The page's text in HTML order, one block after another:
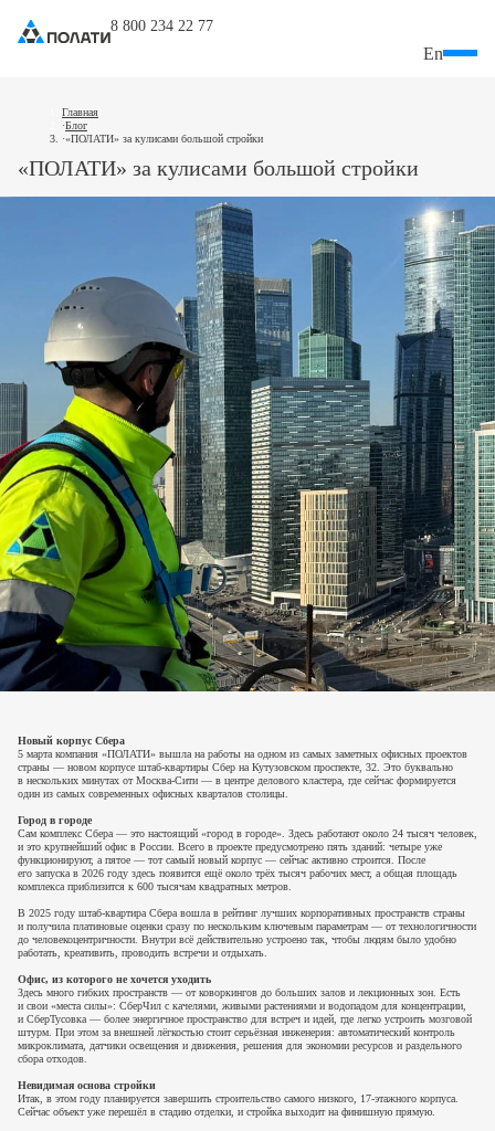
8 800 234 22 77
En
Главная
Блог
«ПОЛАТИ» за кулисами большой стройки
«ПОЛАТИ» за кулисами большой стройки
Новый корпус Сбера
5 марта компания «ПОЛАТИ» вышла на работы на одном из самых заметных офисных проектов
страны — новом корпусе штаб-квартиры Сбер на Кутузовском проспекте, 32. Это буквально
в нескольких минутах от Москва-Сити — в центре делового кластера, где сейчас формируется
один из самых современных офисных кварталов столицы.
Город в городе
Сам комплекс Сбера — это настоящий «город в городе». Здесь работают около 24 тысяч человек,
и это крупнейший офис в России. Всего в проекте предусмотрено пять зданий: четыре уже
функционируют, а пятое — тот самый новый корпус — сейчас активно строится. После
его запуска в 2026 году здесь появится ещё около трёх тысяч рабочих мест, а общая площадь
комплекса приблизится к 600 тысячам квадратных метров.
В 2025 году штаб-квартира Сбера вошла в рейтинг лучших корпоративных пространств страны
и получила платиновые оценки сразу по нескольким ключевым параметрам — от технологичности
до человекоцентричности. Внутри всё действительно устроено так, чтобы людям было удобно
работать, креативить, проводить встречи и отдыхать.
Офис, из которого не хочется уходить
Здесь много гибких пространств — от коворкингов до больших залов и лекционных зон. Есть
и свои «места силы»: СберЧил с качелями, живыми растениями и водопадом для концентрации,
и СберТусовка — более энергичное пространство для встреч и идей, где легко устроить мозговой
штурм. При этом за внешней лёгкостью стоит серьёзная инженерия: автоматический контроль
микроклимата, датчики освещения и движения, решения для экономии ресурсов и раздельного
сбора отходов.
Невидимая основа стройки
Итак, в этом году планируется завершить строительство самого низкого, 17-этажного корпуса.
Сейчас объект уже перешёл в стадию отделки, и стройка выходит на финишную прямую.